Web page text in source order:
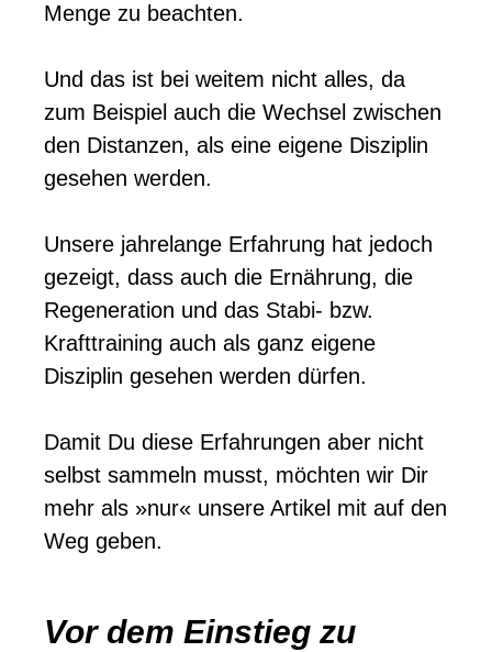
Menge zu beachten.
Und das ist bei weitem nicht alles, da
zum Beispiel auch die Wechsel zwischen
den Distanzen, als eine eigene Disziplin
gesehen werden.
Unsere jahrelange Erfahrung hat jedoch
gezeigt, dass auch die Ernährung, die
Regeneration und das Stabi- bzw.
Krafttraining auch als ganz eigene
Disziplin gesehen werden dürfen.
Damit Du diese Erfahrungen aber nicht
selbst sammeln musst, möchten wir Dir
mehr als »nur« unsere Artikel mit auf den
Weg geben.
Vor dem Einstieg zu